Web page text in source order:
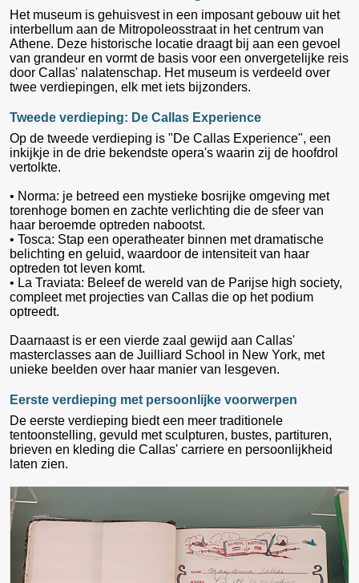
Het museum is gehuisvest in een imposant gebouw uit het
interbellum aan de Mitropoleosstraat in het centrum van
Athene. Deze historische locatie draagt bij aan een gevoel
van grandeur en vormt de basis voor een onvergetelijke reis
door Callas' nalatenschap. Het museum is verdeeld over
twee verdiepingen, elk met iets bijzonders.
Tweede verdieping: De Callas Experience
Op de tweede verdieping is "De Callas Experience", een
inkijkje in de drie bekendste opera's waarin zij de hoofdrol
vertolkte.
• Norma: je betreed een mystieke bosrijke omgeving met
torenhoge bomen en zachte verlichting die de sfeer van
haar beroemde optreden nabootst.
• Tosca: Stap een operatheater binnen met dramatische
belichting en geluid, waardoor de intensiteit van haar
optreden tot leven komt.
• La Traviata: Beleef de wereld van de Parijse high society,
compleet met projecties van Callas die op het podium
optreedt.
Daarnaast is er een vierde zaal gewijd aan Callas'
masterclasses aan de Juilliard School in New York, met
unieke beelden over haar manier van lesgeven.
Eerste verdieping met persoonlijke voorwerpen
De eerste verdieping biedt een meer traditionele
tentoonstelling, gevuld met sculpturen, bustes, partituren,
brieven en kleding die Callas' carriere en persoonlijkheid
laten zien.